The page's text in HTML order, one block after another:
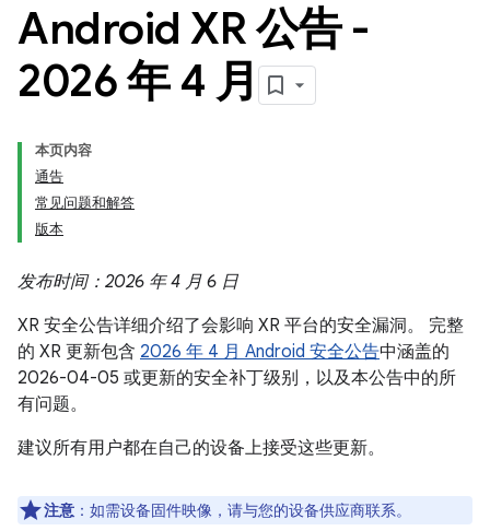
Android XR 公告 -
2026 年 4 月
本页内容
通告
常见问题和解答
版本
发布时间：2026 年 4 月 6 日
XR 安全公告详细介绍了会影响 XR 平台的安全漏洞。 完整
的 XR 更新包含 2026 年 4 月 Android 安全公告中涵盖的
2026-04-05 或更新的安全补丁级别，以及本公告中的所
有问题。
建议所有用户都在自己的设备上接受这些更新。
注意 ：如需设备固件映像，请与您的设备供应商联系。